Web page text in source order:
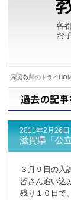
各
お
家庭教師のトライ
2011年2月26日
滋賀県「公
３月９日の入
皆さん追い込
残り１０日で